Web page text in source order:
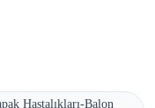
Hastalıkları-Balon